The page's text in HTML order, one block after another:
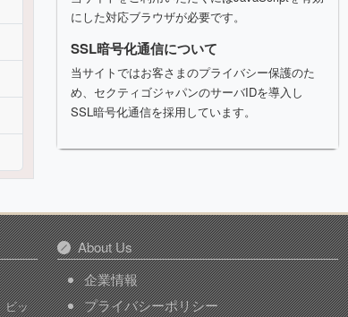
にした対応ブラウザが必要です。
SSL暗号化通信について
当サイトではお客さまのプライバシー保護のた
め、セクティゴジャパンのサーバIDを導入し
SSL暗号化通信を採用しています。
ビッ
About Us
企業情報
プライバシーポリシー